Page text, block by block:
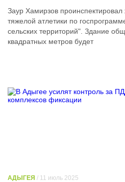
Заур Хамирзов проинспектировал
тяжелой атлетики по
сельских территорий". Здание
квадратных метров будет
АДЫГЕЯ / 11 июль 2025